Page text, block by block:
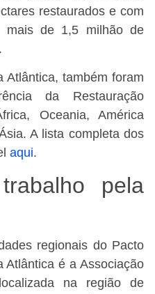
restaurados e com
mais de 1,5 milhão de
Atlântica, também foram
da Restauração
Oceania, América
A lista completa dos
aqui.
pela
regionais do Pacto
Atlântica é a Associação
na região de